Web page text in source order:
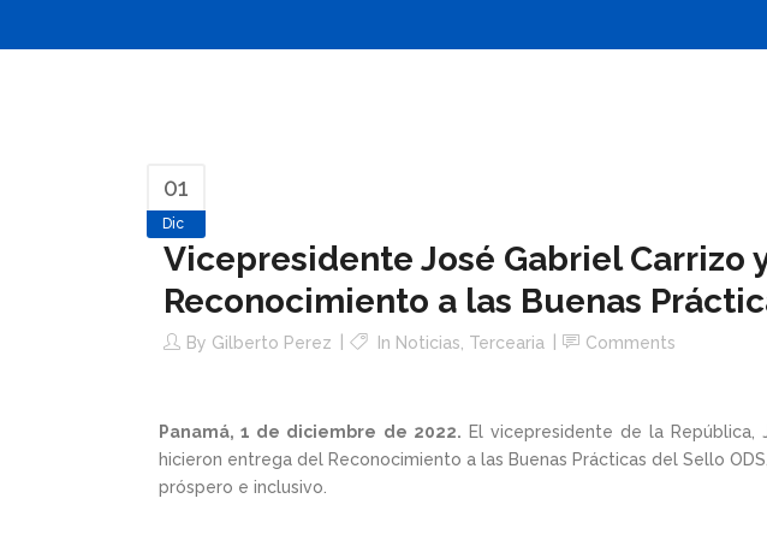
01
Dic
Vicepresidente José Gabriel Carrizo
Reconocimiento a las Buenas
By Gilberto Perez In Noticias Tercearia Comments
Panamá, 1 de diciembre de 2022. El vicepresidente de la República,
hicieron entrega del Reconocimiento a las Buenas Prácticas del Sello
próspero e inclusivo.